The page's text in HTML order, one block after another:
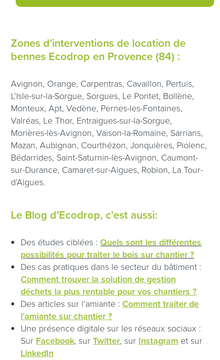
Zones d’interventions de location de
bennes Ecodrop en Provence (84) :
Avignon, Orange, Carpentras, Cavaillon, Pertuis,
L’Isle-sur-la-Sorgue, Sorgues, Le Pontet, Bollène,
Monteux, Apt, Vedène, Pernes-les-Fontaines,
Valréas, Le Thor, Entraigues-sur-la-Sorgue,
Morières-lès-Avignon, Vaison-la-Romaine, Sarrians,
Mazan, Aubignan, Courthézon, Jonquières, Piolenc,
Bédarrides, Saint-Saturnin-lès-Avignon, Caumont-
sur-Durance, Camaret-sur-Aigues, Robion, La Tour-
d’Aigues.
Le Blog d’Ecodrop, c’est aussi:
Des études ciblées :Quels sont les différentes
possibilités pour traiter le bois sur chantier ?
Des cas pratiques dans le secteur du bâtiment :
Comment trouver la solution de gestion
déchets la plus rentable pour vos chantiers ?
Des articles sur l’amiante :Comment traiter de
l’amiante sur chantier?
Une présence digitale sur les réseaux sociaux :
Sur Facebook, surTwitter, sur Instagram et sur
LinkedIn